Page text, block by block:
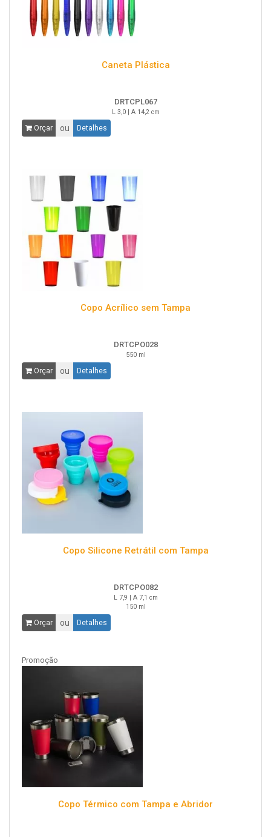
Caneta Plástica
DRTCPL067
L 3,0 | A 14,2 cm
Orçar ou Detalhes
Copo Acrílico sem Tampa
DRTCPO028
550 ml
Orçar ou Detalhes
Copo Silicone Retrátil com Tampa
DRTCPO082
L 7,9 | A 7,1 cm
150 ml
Orçar ou Detalhes
Promoção
Copo Térmico com Tampa e Abridor